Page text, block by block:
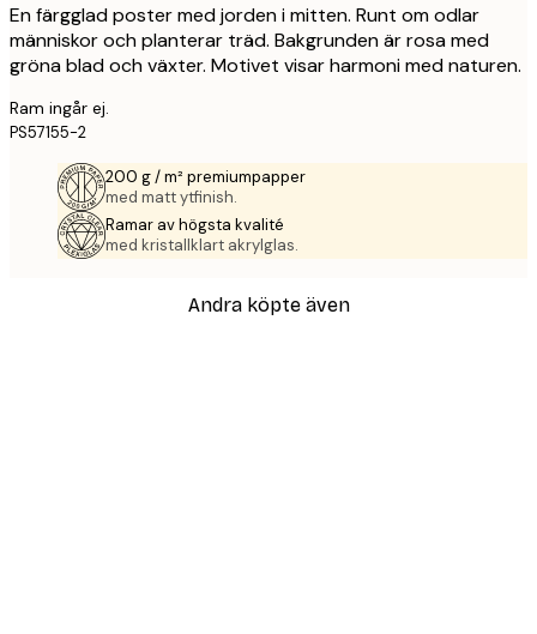
En färgglad poster med jorden i mitten. Runt om odlar
människor och planterar träd. Bakgrunden är rosa med
gröna blad och växter. Motivet visar harmoni med naturen.
Ram ingår ej.
PS57155-2
200 g / m² premiumpapper
med matt ytfinish.
Ramar av högsta kvalité
med kristallklart akrylglas.
Andra köpte även